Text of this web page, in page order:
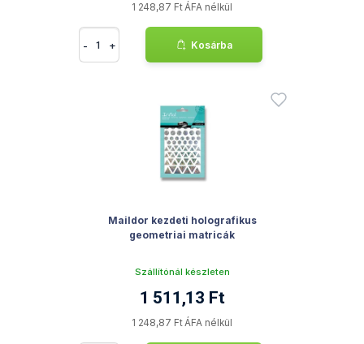
1 248,87 Ft ÁFA nélkül
- + Kosárba
Maildor kezdeti holografikus
geometriai matricák
Szállítónál készleten
1 511,13 Ft
1 248,87 Ft ÁFA nélkül